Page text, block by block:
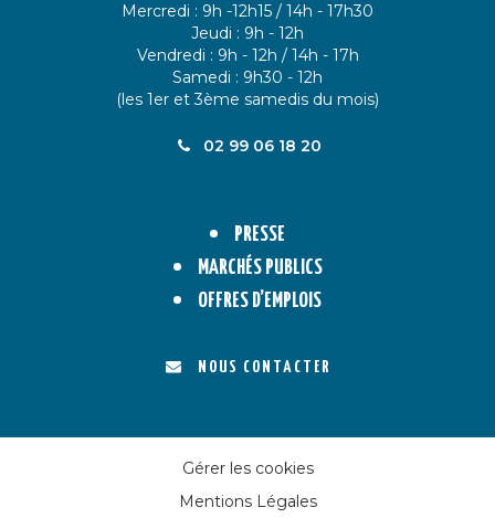
Mercredi : 9h -12h15 / 14h - 17h30
Jeudi : 9h - 12h
Vendredi : 9h - 12h / 14h - 17h
Samedi : 9h30 - 12h
(les 1er et 3ème samedis du mois)
02 99 06 18 20
PRESSE
MARCHÉS PUBLICS
OFFRES D’EMPLOIS
NOUS CONTACTER
Gérer les cookies
Mentions Légales